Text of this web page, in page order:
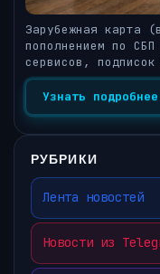
Зарубежная карта
пополнением по
сервисов,
Узнать
РУБРИКИ
Лента новостей
Новости из